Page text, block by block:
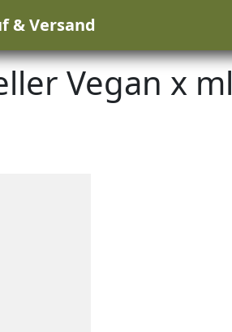
& Versand
Vegan x ml